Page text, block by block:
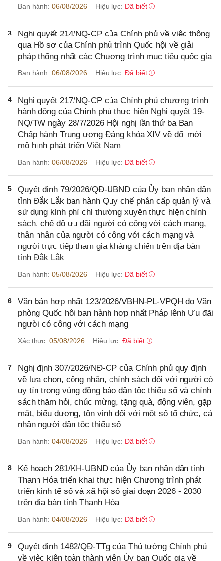
Ban hành: 06/08/2026 Hiệu lực: Đã biết
3
Nghị quyết 214/NQ-CP của Chính phủ về việc thông
qua Hồ sơ của Chính phủ trình Quốc hội về giải
pháp thống nhất các Chương trình mục tiêu quốc gia
Ban hành: 06/08/2026 Hiệu lực: Đã biết
4
Nghị quyết 217/NQ-CP của Chính phủ chương trình
hành động của Chính phủ thực hiện Nghị quyết 19-
NQ/TW ngày 28/7/2026 Hội nghị lần thứ ba Ban
Chấp hành Trung ương Đảng khóa XIV về đổi mới
mô hình phát triển Việt Nam
Ban hành: 06/08/2026 Hiệu lực: Đã biết
5
Quyết định 79/2026/QĐ-UBND của Ủy ban nhân dân
tỉnh Đắk Lắk ban hành Quy chế phân cấp quản lý và
sử dụng kinh phí chi thường xuyên thực hiện chính
sách, chế độ ưu đãi người có công với cách mạng,
thân nhân của người có công với cách mạng và
người trực tiếp tham gia kháng chiến trên địa bàn
tỉnh Đắk Lắk
Ban hành: 05/08/2026 Hiệu lực: Đã biết
6
Văn bản hợp nhất 123/2026/VBHN-PL-VPQH do Văn
phòng Quốc hội ban hành hợp nhất Pháp lệnh Ưu đãi
người có công với cách mạng
Xác thực: 05/08/2026 Hiệu lực: Đã biết
7
Nghị định 307/2026/NĐ-CP của Chính phủ quy định
về lựa chọn, công nhận, chính sách đối với người có
uy tín trong vùng đồng bào dân tộc thiểu số và chính
sách thăm hỏi, chúc mừng, tặng quà, động viên, gặp
mặt, biểu dương, tôn vinh đối với một số tổ chức, cá
nhân người dân tộc thiểu số
Ban hành: 04/08/2026 Hiệu lực: Đã biết
8
Kế hoạch 281/KH-UBND của Ủy ban nhân dân tỉnh
Thanh Hóa triển khai thực hiện Chương trình phát
triển kinh tế số và xã hội số giai đoạn 2026 - 2030
trên địa bàn tỉnh Thanh Hóa
Ban hành: 04/08/2026 Hiệu lực: Đã biết
9
Quyết định 1482/QĐ-TTg của Thủ tướng Chính phủ
về việc kiện toàn thành viện Ủy ban Quốc gia về